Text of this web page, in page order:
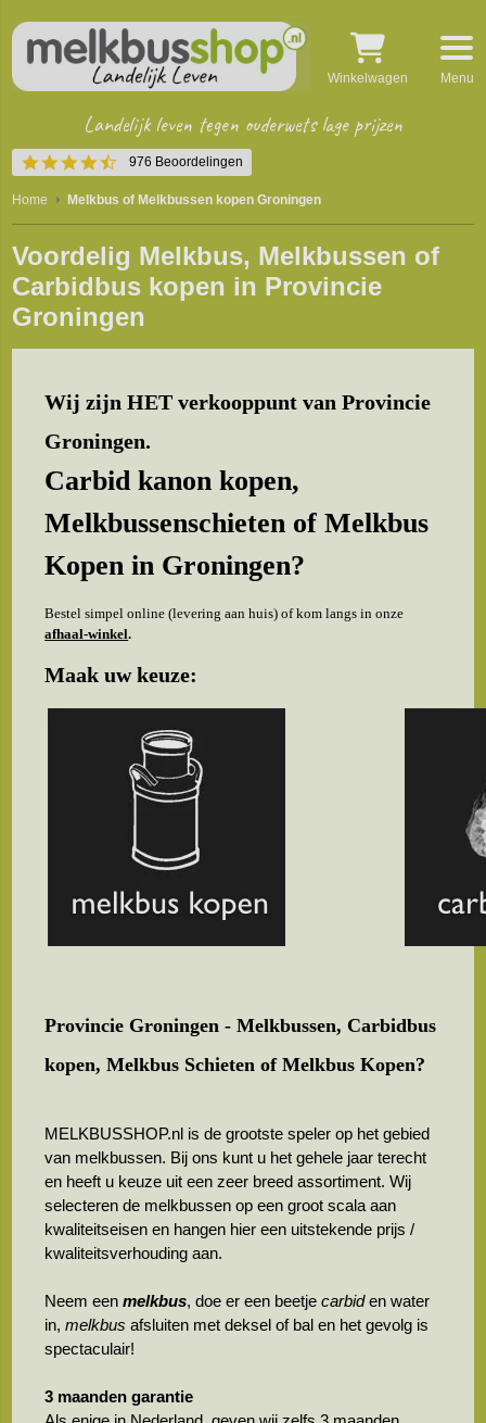
4.5
star
rating
976 Beoordelingen
Landelijk leven tegen ouderwets lage prijzen
Winkelwagen Menu
Home Melkbus of Melkbussen kopen Groningen
Voordelig Melkbus, Melkbussen of
Carbidbus kopen in Provincie
Groningen
Wij zijn HET verkooppunt van Provincie
Groningen.
Carbid kanon kopen,
Melkbussenschieten ofMelkbus
Kopen in Groningen?
Bestel simpel online (levering aan huis) of kom langs in onze
afhaal-winkel.
Maak uw keuze:
Provincie Groningen - Melkbussen, Carbidbus
kopen, Melkbus Schieten of Melkbus Kopen?
MELKBUSSHOP.nl is de grootste speler op het gebied
van melkbussen. Bij ons kunt u het gehele jaar terecht
en heeft u keuze uit een zeer breed assortiment. Wij
selecteren de melkbussen op een groot scala aan
kwaliteitseisen en hangen hier een uitstekende prijs /
kwaliteitsverhouding aan.
Neem eenmelkbus, doe er een beetjecarbiden water
in,melkbus afsluiten met deksel of bal en het gevolg is
spectaculair!
3 maanden garantie